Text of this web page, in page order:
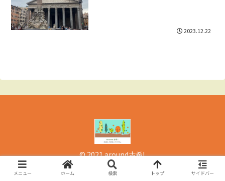
2023.12.22
© 2021 around古希!.
メニュー ホーム 検索 トップ サイドバー